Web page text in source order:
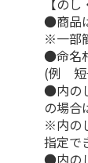
【の
●商品
※一部
●命名
(例 短
●内の
の場合
※内の
指定で
●内の